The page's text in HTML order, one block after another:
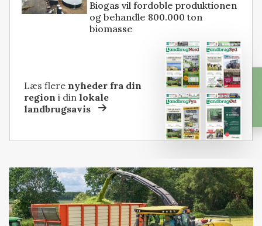
Biogas vil fordoble produktionen
og behandle 800.000 ton
biomasse
Læs flere nyheder fra din
region i dinlokale
landbrugsavis